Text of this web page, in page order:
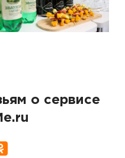
о сервисе